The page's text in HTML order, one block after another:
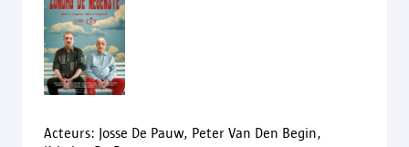
Acteurs: Josse De Pauw, Peter Van Den Begin,